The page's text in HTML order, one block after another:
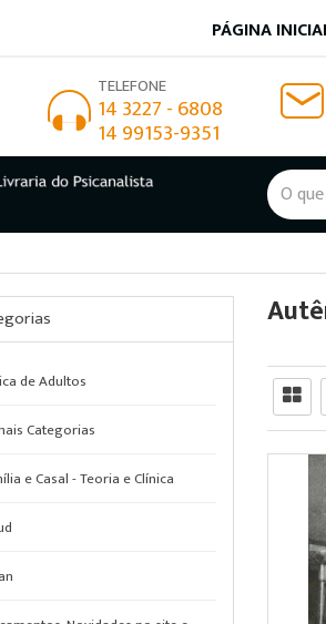
PÁGINA
TELEFONE
14 3227 - 6808
14 99153-9351
de Adultos
Categorias
e Casal - Teoria e Clínica